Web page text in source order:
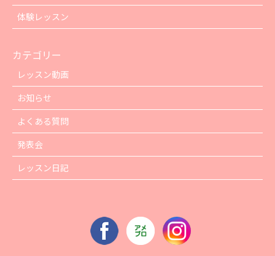
体験レッスン
カテゴリー
レッスン動画
お知らせ
よくある質問
発表会
レッスン日記